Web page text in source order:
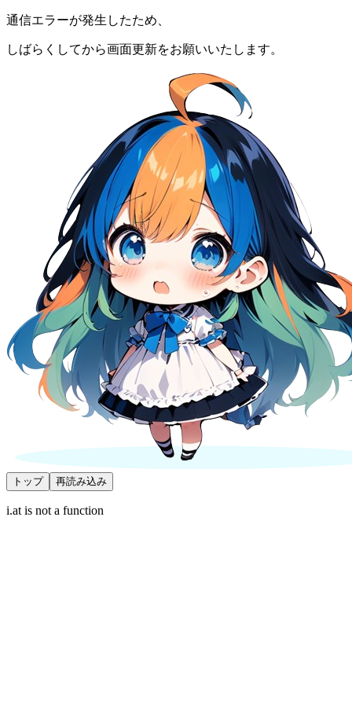
通信エラーが発生したため、
しばらくしてから画面更新をお願いいたします。
トップ 再読み込み
i.at is not a function